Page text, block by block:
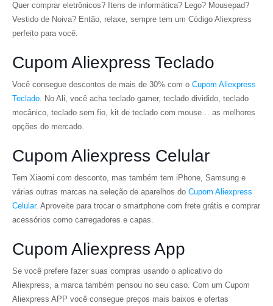
Quer comprar eletrônicos? Itens de informática? Lego? Mousepad?
Vestido de Noiva? Então, relaxe, sempre tem um Código Aliexpress
perfeito para você.
Cupom Aliexpress Teclado
Você consegue descontos de mais de 30% com o Cupom Aliexpress
Teclado. No Ali, você acha teclado gamer, teclado dividido, teclado
mecânico, teclado sem fio, kit de teclado com mouse… as melhores
opções do mercado.
Cupom Aliexpress Celular
Tem Xiaomi com desconto, mas também tem iPhone, Samsung e
várias outras marcas na seleção de aparelhos do Cupom Aliexpress
Celular. Aproveite para trocar o smartphone com frete grátis e comprar
acessórios como carregadores e capas.
Cupom Aliexpress App
Se você prefere fazer suas compras usando o aplicativo do
Aliexpress, a marca também pensou no seu caso. Com um Cupom
Aliexpress APP você consegue preços mais baixos e ofertas